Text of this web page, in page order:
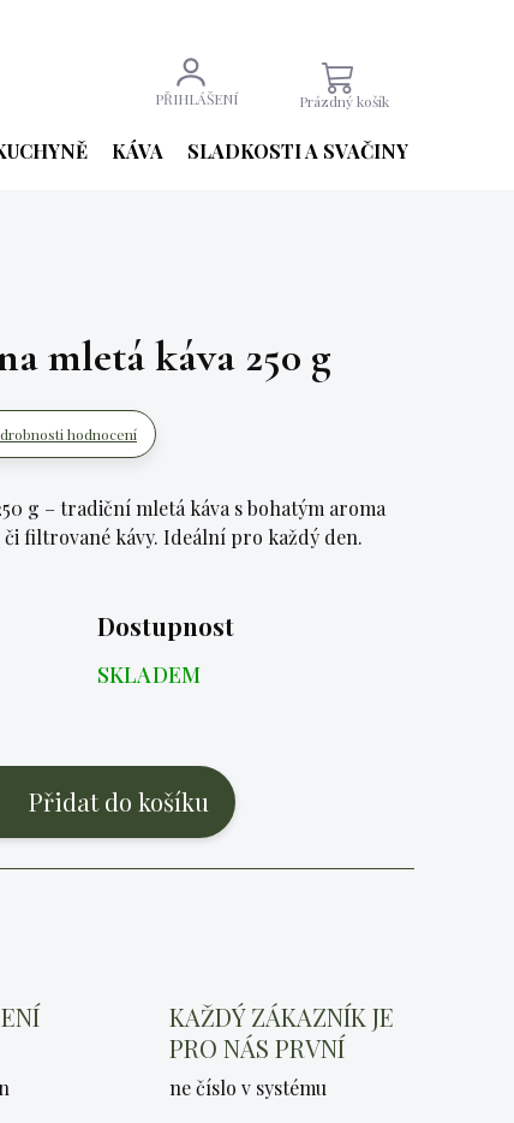
PŘIHLÁŠENÍ NÁKUPNÍ
KOŠÍK
Prázdný košík
KÁVA SLADKOSTI A SVAČINY
mletá káva 250 g
hodnocení
g – tradiční mletá káva s bohatým aroma
filtrované kávy. Ideální pro každý den.
Dostupnost
SKLADEM
Přidat do košíku
KAŽDÝ ZÁKAZNÍK JE
PRO NÁS PRVNÍ
ne číslo v systému